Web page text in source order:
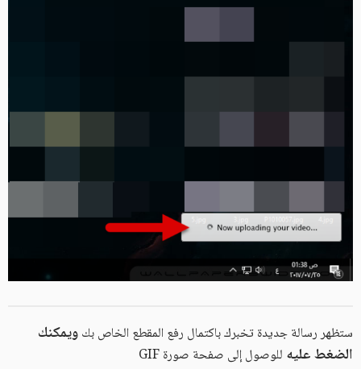
ستظهر رسالة جديدة تخبرك باكتمال رفع المقطع الخاص بكويمكنك
الضغط عليه للوصول إلى صفحة صورة GIF